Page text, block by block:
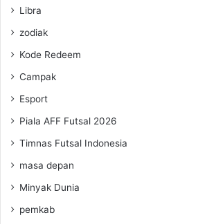
Libra
zodiak
Kode Redeem
Campak
Esport
Piala AFF Futsal 2026
Timnas Futsal Indonesia
masa depan
Minyak Dunia
pemkab